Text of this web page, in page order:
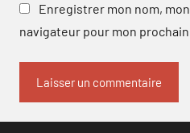
Enregistrer mon nom,
navigateur pour mon